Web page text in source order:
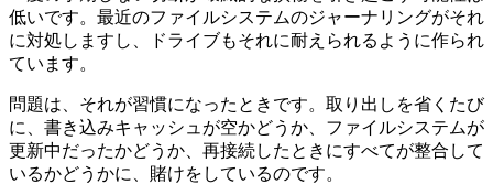
低いです。最近のファイルシステムのジャーナリングがそれ
に対処しますし、ドライブもそれに耐えられるように作られ
ています。
問題は、それが習慣になったときです。取り出しを省くたび
に、書き込みキャッシュが空かどうか、ファイルシステムが
更新中だったかどうか、再接続したときにすべてが整合して
いるかどうかに、賭けをしているのです。